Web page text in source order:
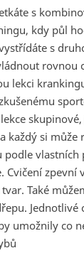
s
kdy půl
s
rovnou
lekci
každý si může
vlastních
Cvičení zpevní
Také
Jednotlivé
umožnily co